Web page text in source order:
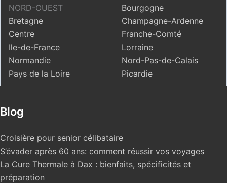
NORD-OUEST
Bretagne
Centre
Ile-de-France
Normandie
Pays de la Loire
Bourgogne
Champagne-Ardenne
Franche-Comté
Lorraine
Nord-Pas-de-Calais
Picardie
Blog
Croisière pour senior célibataire
S’évader après 60 ans: comment réussir vos voyages
La Cure Thermale à Dax : bienfaits, spécificités et
préparation